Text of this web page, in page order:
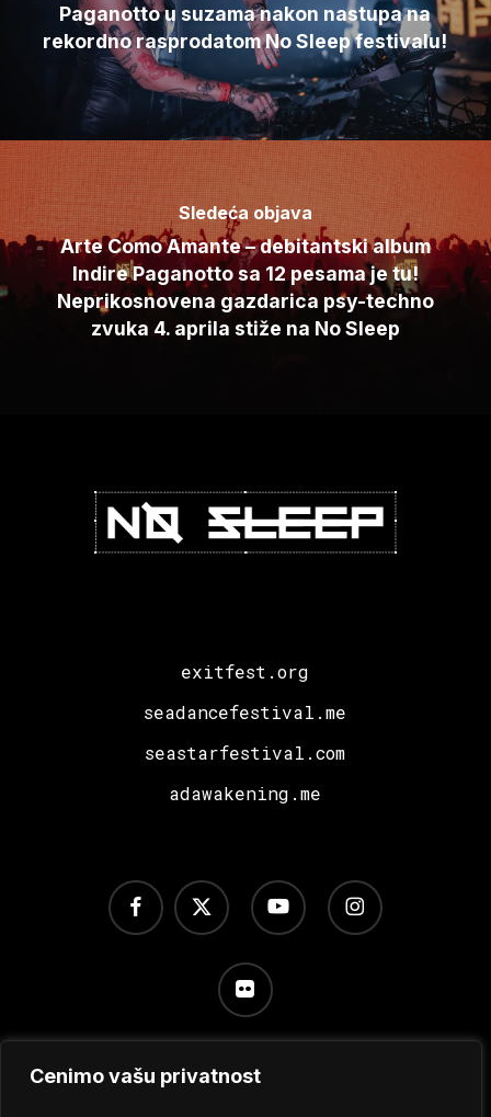
Cenimo vašu privatnost
Paganotto u suzama nakon nastupa na
rekordno rasprodatom No Sleep festivalu!
Sledeća objava
Arte Como Amante – debitantski album
Indire Paganotto sa 12 pesama je tu!
Neprikosnovena gazdarica psy-techno
zvuka 4. aprila stiže na No Sleep
exitfest.org
seadancefestival.me
seastarfestival.com
adawakening.me
x-
twitter
facebook youtube instagram
flickr